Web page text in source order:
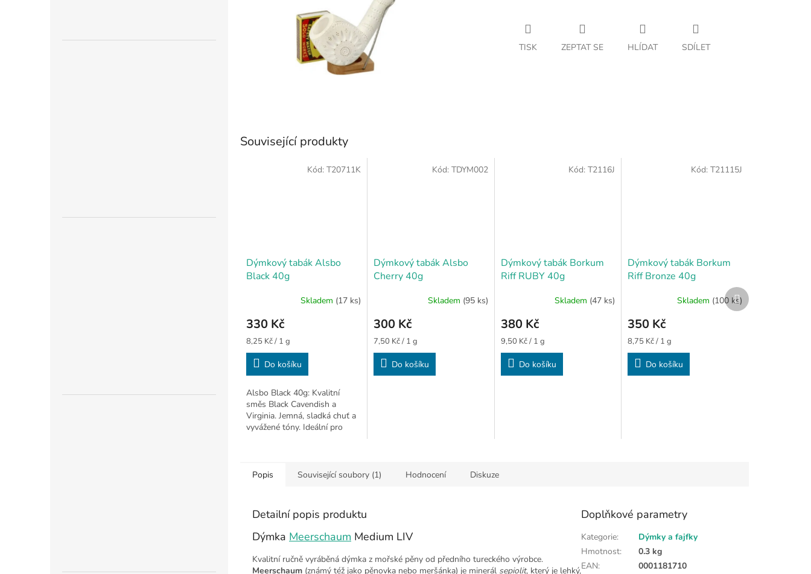
TISK ZEPTAT SE HLÍDAT SDÍLET
Související produkty
Dýmkový tabák Alsbo
Black 40g
Skladem (17 ks)
330 Kč
Měrná
cena:
8,25 Kč / 1 g
Do košíku
Alsbo Black 40g: Kvalitní
směs Black Cavendish a
Virginia. Jemná, sladká chuť a
vyvážené tóny. Ideální pro
Kód: T20711K
Dýmkový tabák Alsbo
Cherry 40g
Skladem (95 ks)
300 Kč
Měrná
cena:
7,50 Kč / 1 g
Do košíku
Kód: TDYM002
Dýmkový tabák Borkum
Riff RUBY 40g
Skladem (47 ks)
380 Kč
Měrná
cena:
9,50 Kč / 1 g
Do košíku
Kód:T2116J
Dýmkový tabák Borkum
Riff Bronze 40g
Skladem (100 ks)
350 Kč
Měrná
cena:
8,75 Kč / 1 g
Do košíku
Kód: T21115J
Další
produkt
Popis Související soubory (1) Hodnocení Diskuze
Detailní popis produktu
Dýmka Meerschaum Medium LIV
Kvalitní ručně vyráběná dýmka z mořské pěny od předního tureckého výrobce.
Meerschaum (známý též jako pěnovka nebo meršánka) je minerál sepiolit, který je lehký,
Doplňkové parametry
Kategorie:
Dýmky a fajfky
Hmotnost:
0.3 kg
EAN:
0001181710